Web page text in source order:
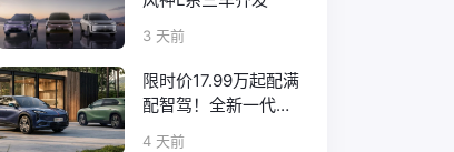
3 天前
限时价17.99万起配满
配智驾！全新一代天
工08正式上市
4 天前